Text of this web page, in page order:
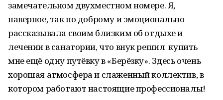
замечательном двухместном номере. Я,
наверное, так по доброму и эмоционально
рассказывала своим близким об отдыхе и
лечении в санатории, что внук решил купить
мне ещё одну путёвку в «Берёзку». Здесь очень
хорошая атмосфера и слаженный коллектив, в
котором работают настоящие профессионалы!